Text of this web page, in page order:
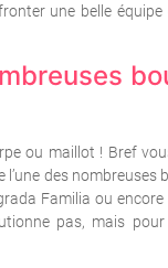
une belle équipe
ou maillot ! Bref
des nombreuses
Familia ou
pas, mais